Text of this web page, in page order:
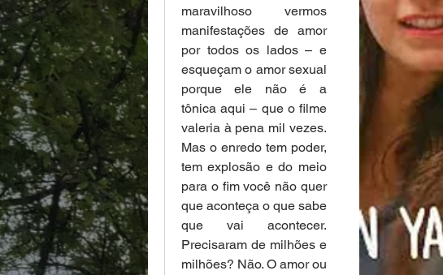
maravilhoso vermos
manifestações de amor
por todos os lados – e
esqueçam o amor sexual
porque ele não é a
tônica aqui – que o filme
valeria à pena mil vezes.
Mas o enredo tem poder,
tem explosão e do meio
para o fim você não quer
que aconteça o que sabe
que vai acontecer.
Precisaram de milhões e
milhões? Não. O amor ou